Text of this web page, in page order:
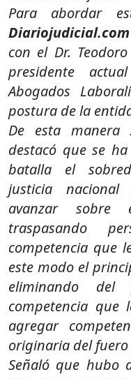
Para abordar
Diariojudicial.com
con el Dr.
presidente
Abogados
postura de la
De esta manera
destacó que se
batalla el
justicia
avanzar
traspasando
competencia que
este modo el
eliminando
competencia
agregar
originaria del
Señaló que hubo